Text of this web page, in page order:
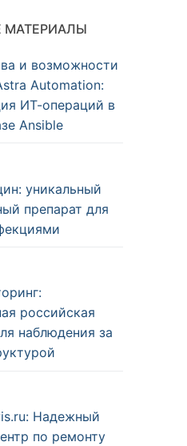
МАТЕРИАЛЫ
и возможности
Automation:
ИТ-операций в
Ansible
уникальный
препарат для
российская
наблюдения за
Надежный
по ремонту